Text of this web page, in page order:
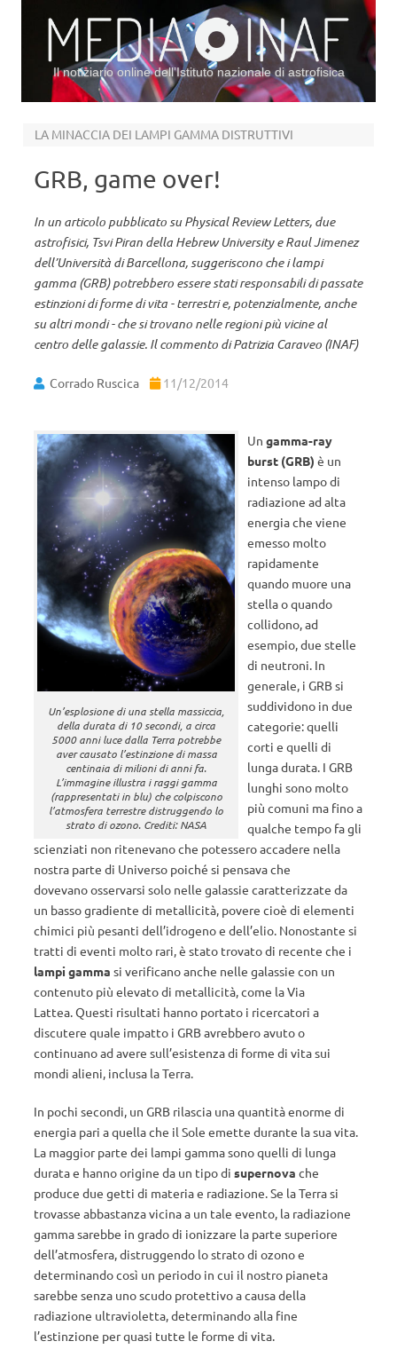
Il notiziario online dell’Istituto nazionale di astrofisica
LA MINACCIA DEI LAMPI GAMMA DISTRUTTIVI
GRB, game over!
In un articolo pubblicato su Physical Review Letters, due
astrofisici, Tsvi Piran della Hebrew University e Raul Jimenez
dell’Università di Barcellona, suggeriscono che i lampi
gamma (GRB) potrebbero essere stati responsabili di passate
estinzioni di forme di vita - terrestri e, potenzialmente, anche
su altri mondi - che si trovano nelle regioni più vicine al
centro delle galassie. Il commento di Patrizia Caraveo (INAF)
Corrado Ruscica 11/12/2014
Un’esplosione di una stella massiccia,
della durata di 10 secondi, a circa
5000 anni luce dalla Terra potrebbe
aver causato l’estinzione di massa
centinaia di milioni di anni fa.
L’immagine illustra i raggi gamma
(rappresentati in blu) che colpiscono
l’atmosfera terrestre distruggendo lo
strato di ozono. Crediti: NASA
Ungamma-ray
burst (GRB) è un
intenso lampo di
radiazione ad alta
energia che viene
emesso molto
rapidamente
quando muore una
stella o quando
collidono, ad
esempio, due stelle
di neutroni. In
generale, i GRB si
suddividono in due
categorie: quelli
corti e quelli di
lunga durata. I GRB
lunghi sono molto
più comuni ma fino a
qualche tempo fa gli
scienziati non ritenevano che potessero accadere nella
nostra parte di Universo poiché si pensava che
dovevano osservarsi solo nelle galassie caratterizzate da
un basso gradiente di metallicità, povere cioè di elementi
chimici più pesanti dell’idrogeno e dell’elio. Nonostante si
tratti di eventi molto rari, è stato trovato di recente che i
lampi gamma si verificano anche nelle galassie con un
contenuto più elevato di metallicità, come la Via
Lattea. Questi risultati hanno portato i ricercatori a
discutere quale impatto i GRB avrebbero avuto o
continuano ad avere sull’esistenza di forme di vita sui
mondi alieni, inclusa la Terra.
In pochi secondi, un GRB rilascia una quantità enorme di
energia pari a quella che il Sole emette durante la sua vita.
La maggior parte dei lampi gamma sono quelli di lunga
durata e hanno origine da un tipo di supernova che
produce due getti di materia e radiazione. Se la Terra si
trovasse abbastanza vicina a un tale evento, la radiazione
gamma sarebbe in grado di ionizzare la parte superiore
dell’atmosfera, distruggendo lo strato di ozono e
determinando così un periodo in cui il nostro pianeta
sarebbe senza uno scudo protettivo a causa della
radiazione ultravioletta, determinando alla fine
l’estinzione per quasi tutte le forme di vita.